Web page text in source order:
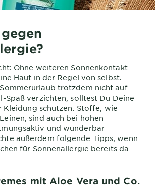
Ohne weiteren Sonnenkontakt
Haut in der Regel von selbst.
trotzdem nicht auf
Spaß verzichten, solltest Du Deine
Kleidung schützen. Stoffe, wie
sind auch bei hohen
und wunderbar
außerdem folgende Tipps, wenn
für Sonnenallergie bereits da
mit Aloe Vera und Co.